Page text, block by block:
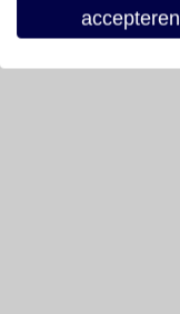
accepteren